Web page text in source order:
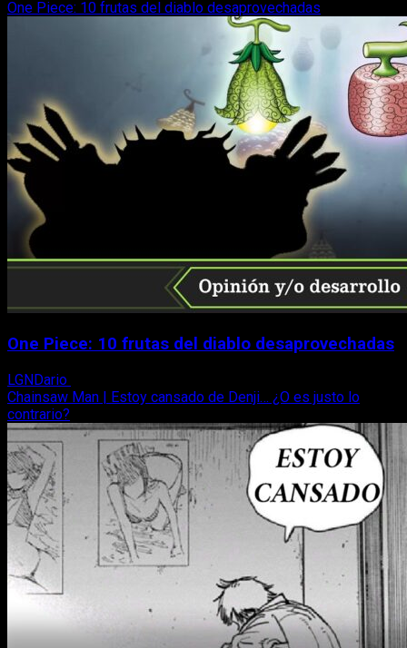
One Piece: 10 frutas del diablo desaprovechadas
One Piece: 10 frutas del diablo desaprovechadas
LGNDario
Chainsaw Man | Estoy cansado de Denji… ¿O es justo lo
contrario?